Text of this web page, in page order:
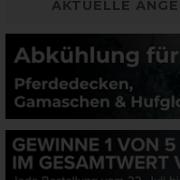
AKTUELLE